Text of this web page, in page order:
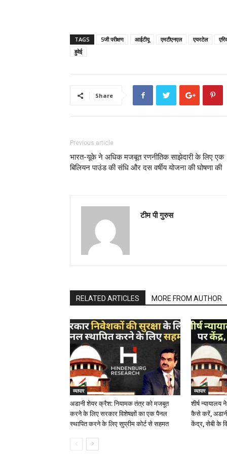
TAGS 5जी परीक्षण आईटीयू एमटीएनएल एयरटेल
हुवेई
Share
Previous article
भारत-यूके ने अधिक मजबूत रणनीतिक साझेदारी के लिए एक
बिलियन पाउंड की संधि और दस वर्षीय योजना की घोषणा की
टीम पी गुरुस
RELATED ARTICLES MORE FROM AUTHOR
व्यापार
अडानी शेयर क्रैश: नियामक तंत्र को मजबूत
करने के लिए सरकार विशेषज्ञों का एक पैनल
स्थापित करने के लिए सुप्रीम कोर्ट से सहमत
व्यापार
शीर्ष न्यायालय
कैसे करें, अडानी
केंद्र, सेबी के